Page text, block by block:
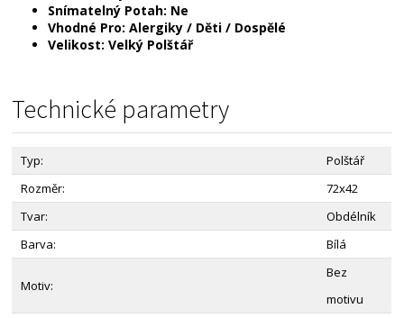
Snímatelný Potah: Ne
Vhodné Pro: Alergiky / Děti / Dospělé
Velikost: Velký Polštář
Technické parametry
Typ:
Polštář
Rozměr:
72x42
Tvar:
Obdélník
Barva:
Bílá
Motiv:
Bez
motivu